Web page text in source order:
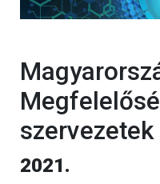
szervezetek
2021.